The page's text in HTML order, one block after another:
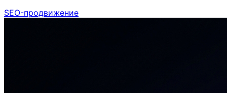
SEO-продвижение